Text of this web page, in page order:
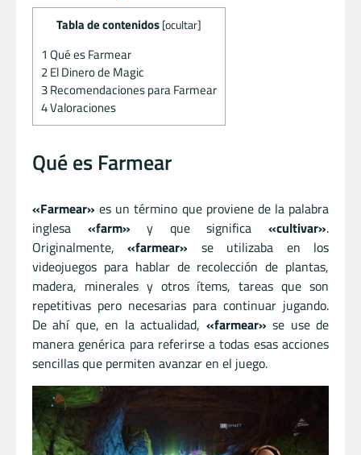
Tabla de contenidos [ocultar]
1 Qué es Farmear
2El Dinero de Magic
3Recomendaciones para Farmear
4Valoraciones
Qué es Farmear
«Farmear» es un término que proviene de la palabra
inglesa «farm» y que significa«cultivar».
Originalmente,«farmear» se utilizaba en los
videojuegos para hablar de recolección de plantas,
madera, minerales y otros ítems, tareas que son
repetitivas pero necesarias para continuar jugando.
De ahí que, en la actualidad, «farmear» se use de
manera genérica para referirse a todas esas acciones
sencillas que permiten avanzar en el juego.